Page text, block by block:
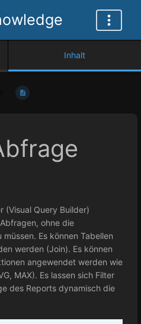
Inhalt
(Visual Query Builder)
ohne die
Es können Tabellen
werden (Join). Es können
angewendet werden wie
MAX). Es lassen sich Filter
des Reports dynamisch die